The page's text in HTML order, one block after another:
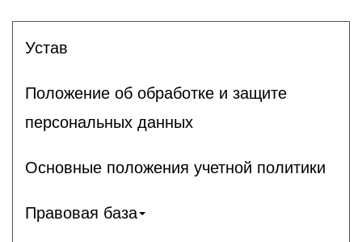
Устав
Положение об обработке и защите
персональных данных
Основные положения учетной политики
Правовая база